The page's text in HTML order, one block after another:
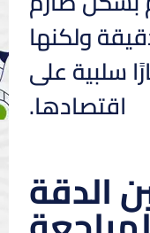
ولكنها
سلبية على
اقتصادها.
الدقة